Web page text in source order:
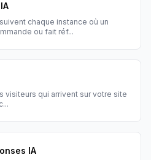
chaque instance où un
ou fait réf...
visiteurs qui arrivent sur votre site
...
IA